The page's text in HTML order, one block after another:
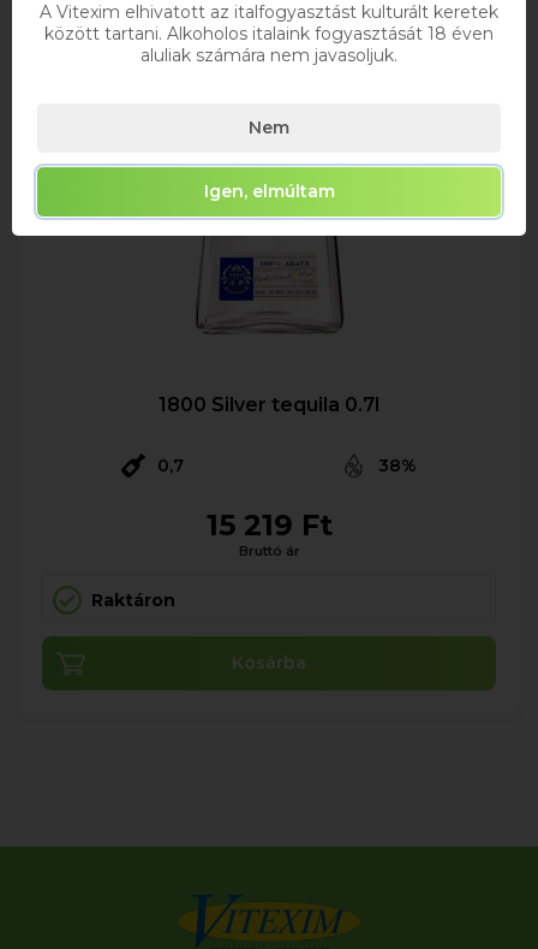
1800 Silver tequila 0.7l
0,7 38%
15 219 Ft
Bruttó ár
Raktáron
Kosárba
A Vitexim elhivatott az italfogyasztást kulturált keretek
között tartani. Alkoholos italaink fogyasztását 18 éven
aluliak számára nem javasoljuk.
Nem
Igen, elmúltam